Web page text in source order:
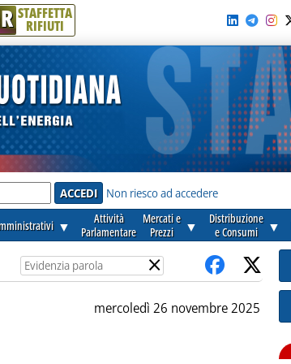
R STAFFETTA
RIFIUTI
Non riesco ad accedere
▼
Attività
Parlamentare
Mercati e
Prezzi
▼
Distribuzione
e Consumi
▼
×
mercoledì 26 novembre 2025